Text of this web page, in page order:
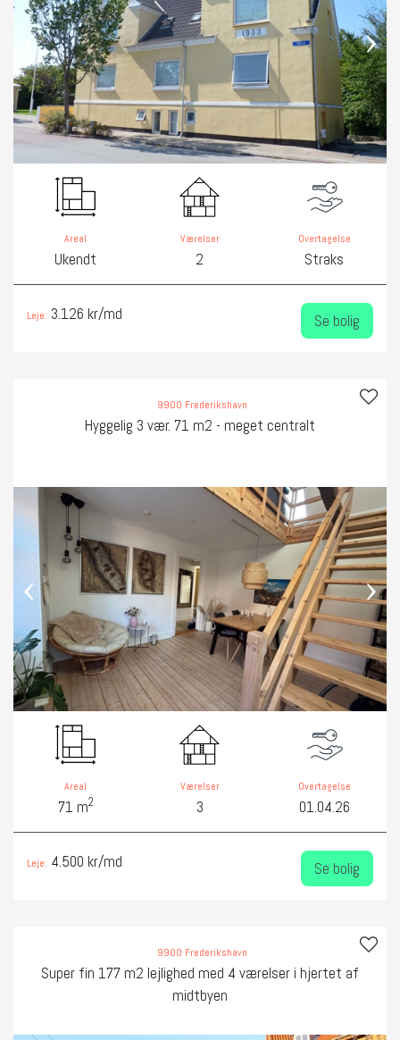
‹ ›
Areal
Ukendt
Værelser
2
Overtagelse
Straks
Leje: 3.126 kr/md Se bolig
9900 Frederikshavn
Hyggelig 3 vær. 71 m2 - meget centralt
‹ ›
Areal
71 m2
Værelser
3
Overtagelse
01.04.26
Leje: 4.500 kr/md Se bolig
9900 Frederikshavn
Super fin 177 m2 lejlighed med 4 værelser i hjertet af
midtbyen